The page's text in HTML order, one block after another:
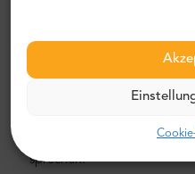
erschwinglichen
bei Mr.Shuttle, einer
Reisende. Wir bieten Tür-
modernen, komfortablen
erfahrenen erfahrenen
sprechen.